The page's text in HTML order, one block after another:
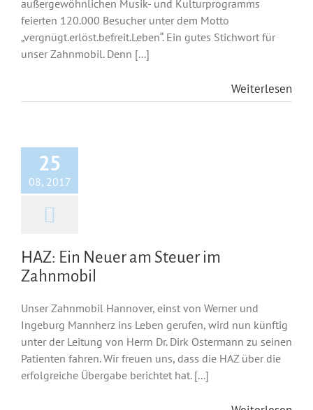
außergewöhnlichen Musik- und Kulturprogramms
feierten 120.000 Besucher unter dem Motto
„vergnügt.erlöst.befreit.Leben“. Ein gutes Stichwort für
unser Zahnmobil. Denn [...]
Weiterlesen
25
08, 2017
HAZ: Ein Neuer am Steuer im
Zahnmobil
Unser Zahnmobil Hannover, einst von Werner und
Ingeburg Mannherz ins Leben gerufen, wird nun künftig
unter der Leitung von Herrn Dr. Dirk Ostermann zu seinen
Patienten fahren. Wir freuen uns, dass die HAZ über die
erfolgreiche Übergabe berichtet hat. [...]